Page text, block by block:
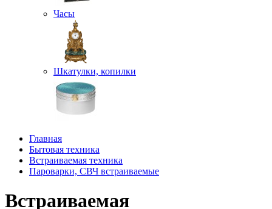
Часы
Шкатулки, копилки
Главная
Бытовая техника
Встраиваемая техника
Пароварки, СВЧ встраиваемые
Встраиваемая